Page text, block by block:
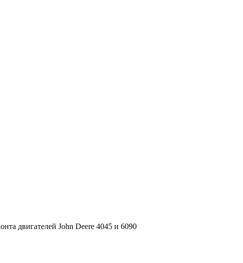
двигателей John Deere 4045 и 6090